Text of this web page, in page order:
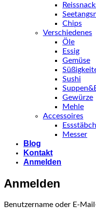
Chips
Verschiedenes
Öle
Essig
Gemüse
Sushi
Gewürze
Mehle
Accessoires
Messer
Blog
Kontakt
Anmelden
Anmelden
Benutzername oder E-